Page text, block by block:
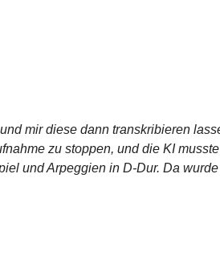
mir diese dann transkribieren
zu stoppen, und die KI
und Arpeggien in D-Dur. Da